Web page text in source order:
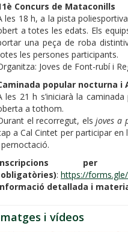
Concurs de Mataconills
les 18 h, a la pista
a totes les edats. Els
una peça de roba
les persones participants.
Joves de Font-rubí i
popular nocturna i
les 21 h s’iniciarà la
a tothom.
el recorregut, elsjoves a
a Cal Cintet per participar en
per
: https://forms.gle/
detallada i
i vídeos